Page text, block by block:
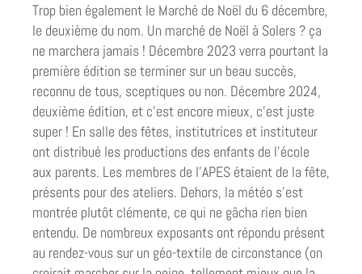
Trop bien également le Marché de Noël du 6 décembre,
le deuxième du nom. Un marché de Noël à Solers ? ça
ne marchera jamais ! Décembre 2023 verra pourtant la
première édition se terminer sur un beau succès,
reconnu de tous, sceptiques ou non. Décembre 2024,
deuxième édition, et c’est encore mieux, c’est juste
super ! En salle des fêtes, institutrices et instituteur
ont distribué les productions des enfants de l’école
aux parents. Les membres de l’APES étaient de la fête,
présents pour des ateliers. Dehors, la météo s’est
montrée plutôt clémente, ce qui ne gâcha rien bien
entendu. De nombreux exposants ont répondu présent
au rendez-vous sur un géo-textile de circonstance (on